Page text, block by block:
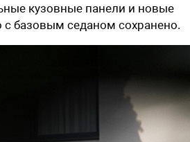
кузовные панели и новые
с базовым седаном сохранено.